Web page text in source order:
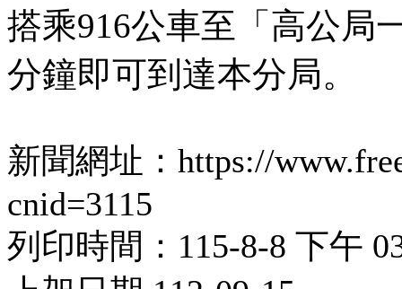
搭乘916公車至「高公局
分鐘即可到達本分局。
新聞網址：https://
cnid=3115
列印時間：115-8-8 下午